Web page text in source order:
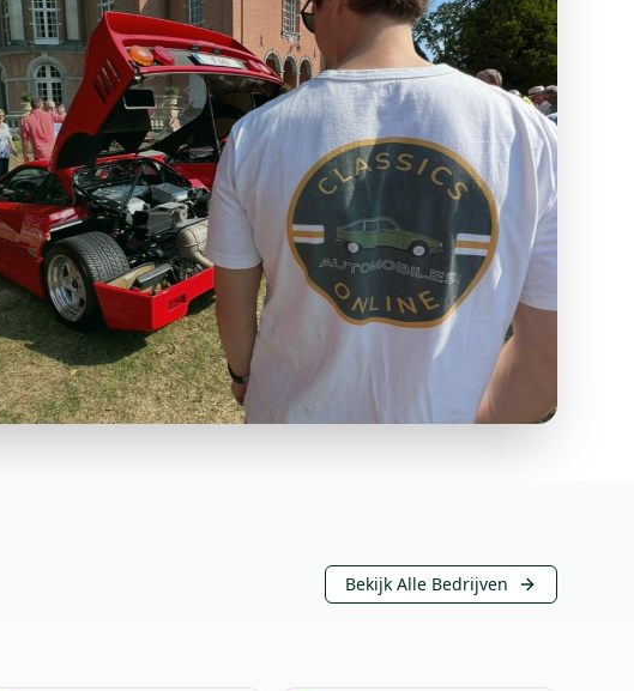
Bekijk Alle Bedrijven